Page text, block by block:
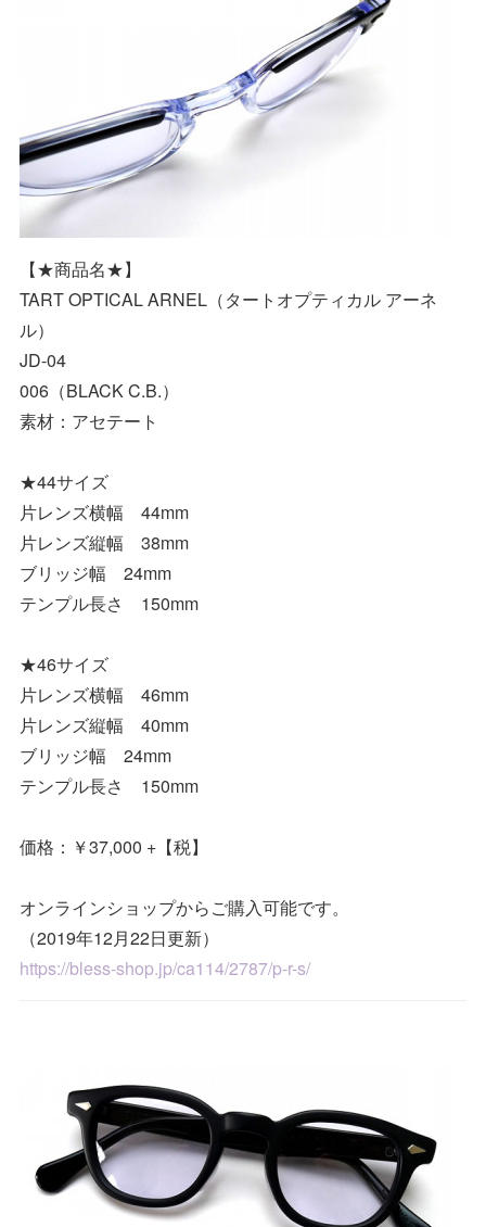
【★商品名★】
TART OPTICAL ARNEL（タートオプティカル アーネ
ル）
JD-04
006（BLACK C.B.）
素材：アセテート
★44サイズ
片レンズ横幅 44mm
片レンズ縦幅 38mm
ブリッジ幅 24mm
テンプル長さ 150mm
★46サイズ
片レンズ横幅 46mm
片レンズ縦幅 40mm
ブリッジ幅 24mm
テンプル長さ 150mm
価格：￥37,000 +【税】
オンラインショップからご購入可能です。
（2019年12月22日更新）
https://bless-shop.jp/ca114/2787/p-r-s/